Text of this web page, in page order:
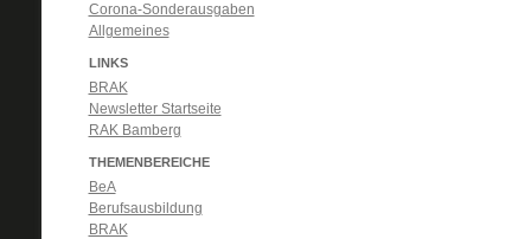
Corona-Sonderausgaben
Allgemeines
LINKS
BRAK
Newsletter Startseite
RAK Bamberg
THEMENBEREICHE
BeA
Berufsausbildung
BRAK